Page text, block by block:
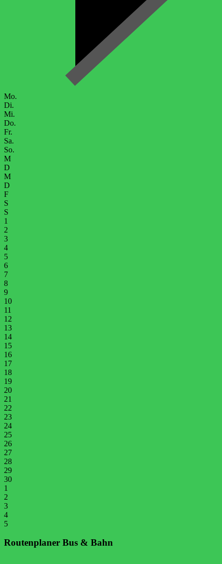
Mo.
Di.
Mi.
Do.
Fr.
Sa.
So.
M
D
M
D
F
S
S
1
2
3
4
5
6
7
8
9
10
11
12
13
14
15
16
17
18
19
20
21
22
23
24
25
26
27
28
29
30
1
2
3
4
5
Routenplaner Bus & Bahn